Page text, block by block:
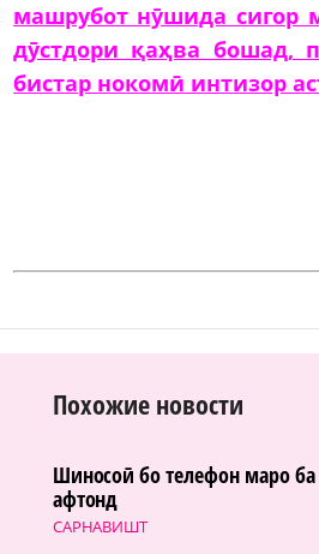
машрубот нӯшида сигор
дӯстдори қаҳва бошад,
бистар нокомӣ интизор
Похожие новости
САРНАВИШТ
Шиносоӣ бо телефон маро
афтонд